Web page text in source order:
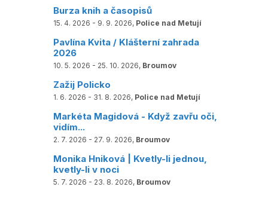
Burza knih a časopisů
15. 4. 2026 - 9. 9. 2026, Police nad Metují
Pavlína Kvita / Klášterní zahrada
2026
10. 5. 2026 - 25. 10. 2026, Broumov
Zažij Policko
1. 6. 2026 - 31. 8. 2026, Police nad Metují
Markéta Magidová - Když zavřu oči,
vidím...
2. 7. 2026 - 27. 9. 2026, Broumov
Monika Hniková | Kvetly-li jednou,
kvetly-li v noci
5. 7. 2026 - 23. 8. 2026, Broumov